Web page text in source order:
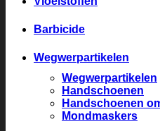
Barbicide
Wegwerpartikelen
Wegwerpartikelen
Handschoenen
Handschoenen
Mondmaskers